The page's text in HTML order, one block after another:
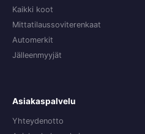
Kaikki koot
Mittatilaussoviterenkaat
Automerkit
Jälleenmyyjät
Asiakaspalvelu
Yhteydenotto